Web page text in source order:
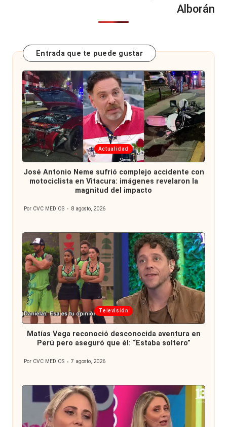
Alborán
Entrada que te puede gustar
Publicada
en
Actualidad
José Antonio Neme sufrió complejo accidente con
motociclista en Vitacura: imágenes revelaron la
magnitud del impacto
Publicado
Por CVC MEDIOS 8 agosto, 2026
Publicada
en
Televisión
Matías Vega reconoció desconocida aventura en
Perú pero aseguró que él: “Estaba soltero”
Publicado
Por CVC MEDIOS 7 agosto, 2026